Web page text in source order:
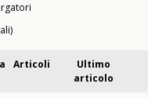
Articoli
Ultimo
articolo